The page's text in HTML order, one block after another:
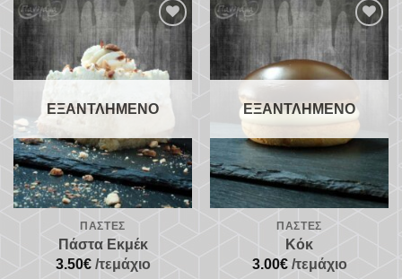
Προσθήκη
στα
αγαπημένα
ΕΞΑΝΤΛΗΜΈΝΟ
ΠΆΣΤΕΣ
Πάστα Εκμέκ
3.50€/τεμάχιο
Προσθήκη
στα
αγαπημένα
ΕΞΑΝΤΛΗΜΈΝΟ
ΠΆΣΤΕΣ
Κόκ
3.00€/τεμάχιο